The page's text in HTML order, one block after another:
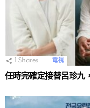
Shares 電視
任時完確定接替呂珍九